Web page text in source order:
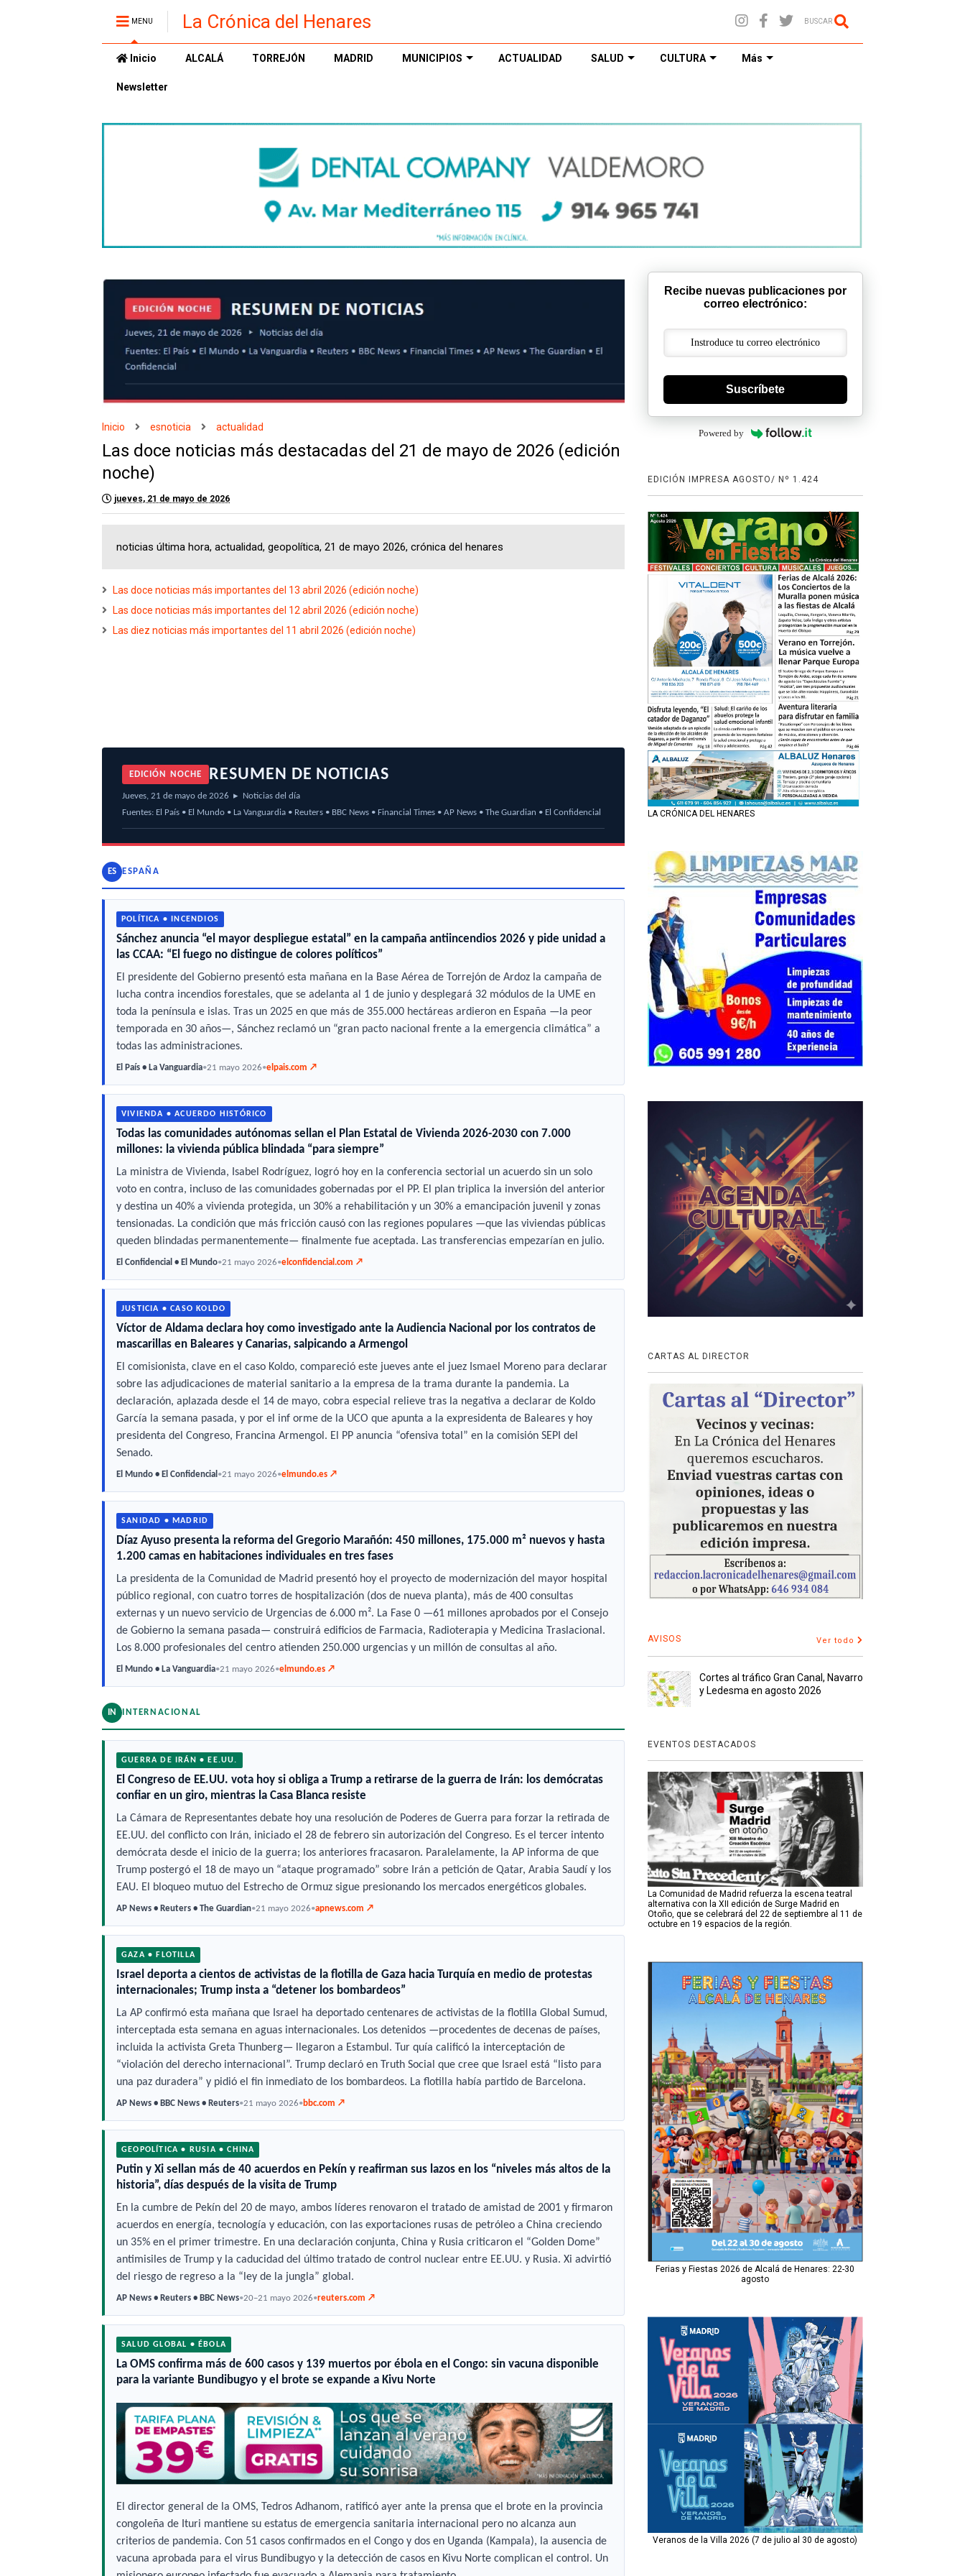
MENU La Crónica del Henares BUSCAR
Inicio ALCALÁ TORREJÓN MADRID MUNICIPIOS ACTUALIDAD SALUD CULTURA Más
Newsletter
Inicio esnoticia actualidad
Las doce noticias más destacadas del 21 de mayo de 2026 (edición
noche)
jueves, 21 de mayo de 2026
noticias última hora, actualidad, geopolítica, 21 de mayo 2026, crónica del henares
Las doce noticias más importantes del 13 abril 2026 (edición noche)
Las doce noticias más importantes del 12 abril 2026 (edición noche)
Las diez noticias más importantes del 11 abril 2026 (edición noche)
EDICIÓN NOCHE RESUMEN DE NOTICIAS
Jueves, 21 de mayo de 2026 ▸ Noticias del día
Fuentes: El País • El Mundo • La Vanguardia • Reuters • BBC News • Financial Times • AP News • The Guardian • El Confidencial
ES ESPAÑA
POLÍTICA • INCENDIOS
Sánchez anuncia “el mayor despliegue estatal” en la campaña antiincendios 2026 y pide unidad a
las CCAA: “El fuego no distingue de colores políticos”
El presidente del Gobierno presentó esta mañana en la Base Aérea de Torrejón de Ardoz la campaña de
lucha contra incendios forestales, que se adelanta al 1 de junio y desplegará 32 módulos de la UME en
toda la península e islas. Tras un 2025 en que más de 355.000 hectáreas ardieron en España —la peor
temporada en 30 años—, Sánchez reclamó un “gran pacto nacional frente a la emergencia climática” a
todas las administraciones.
El País • La Vanguardia•21 mayo 2026•elpais.com ↗
VIVIENDA • ACUERDO HISTÓRICO
Todas las comunidades autónomas sellan el Plan Estatal de Vivienda 2026-2030 con 7.000
millones: la vivienda pública blindada “para siempre”
La ministra de Vivienda, Isabel Rodríguez, logró hoy en la conferencia sectorial un acuerdo sin un solo
voto en contra, incluso de las comunidades gobernadas por el PP. El plan triplica la inversión del anterior
y destina un 40% a vivienda protegida, un 30% a rehabilitación y un 30% a emancipación juvenil y zonas
tensionadas. La condición que más fricción causó con las regiones populares —que las viviendas públicas
queden blindadas permanentemente— finalmente fue aceptada. Las transferencias empezarían en julio.
El Confidencial • El Mundo•21 mayo 2026•elconfidencial.com ↗
JUSTICIA • CASO KOLDO
Víctor de Aldama declara hoy como investigado ante la Audiencia Nacional por los contratos de
mascarillas en Baleares y Canarias, salpicando a Armengol
El comisionista, clave en el caso Koldo, compareció este jueves ante el juez Ismael Moreno para declarar
sobre las adjudicaciones de material sanitario a la empresa de la trama durante la pandemia. La
declaración, aplazada desde el 14 de mayo, cobra especial relieve tras la negativa a declarar de Koldo
García la semana pasada, y por el inf orme de la UCO que apunta a la expresidenta de Baleares y hoy
presidenta del Congreso, Francina Armengol. El PP anuncia “ofensiva total” en la comisión SEPI del
Senado.
El Mundo • El Confidencial •21 mayo 2026•elmundo.es ↗
SANIDAD • MADRID
Díaz Ayuso presenta la reforma del Gregorio Marañón: 450 millones, 175.000 m² nuevos y hasta
1.200 camas en habitaciones individuales en tres fases
La presidenta de la Comunidad de Madrid presentó hoy el proyecto de modernización del mayor hospital
público regional, con cuatro torres de hospitalización (dos de nueva planta), más de 400 consultas
externas y un nuevo servicio de Urgencias de 6.000 m². La Fase 0 —61 millones aprobados por el Consejo
de Gobierno la semana pasada— construirá edificios de Farmacia, Radioterapia y Medicina Traslacional.
Los 8.000 profesionales del centro atienden 250.000 urgencias y un millón de consultas al año.
El Mundo • La Vanguardia•21 mayo 2026•elmundo.es ↗
IN INTERNACIONAL
GUERRA DE IRÁN • EE.UU.
El Congreso de EE.UU. vota hoy si obliga a Trump a retirarse de la guerra de Irán: los demócratas
confiar en un giro, mientras la Casa Blanca resiste
La Cámara de Representantes debate hoy una resolución de Poderes de Guerra para forzar la retirada de
EE.UU. del conflicto con Irán, iniciado el 28 de febrero sin autorización del Congreso. Es el tercer intento
demócrata desde el inicio de la guerra; los anteriores fracasaron. Paralelamente, la AP informa de que
Trump postergó el 18 de mayo un “ataque programado” sobre Irán a petición de Qatar, Arabia Saudí y los
EAU. El bloqueo mutuo del Estrecho de Ormuz sigue presionando los mercados energéticos globales.
AP News • Reuters • The Guardian•21 mayo 2026•apnews.com ↗
GAZA • FLOTILLA
Israel deporta a cientos de activistas de la flotilla de Gaza hacia Turquía en medio de protestas
internacionales; Trump insta a “detener los bombardeos”
La AP confirmó esta mañana que Israel ha deportado centenares de activistas de la flotilla Global Sumud,
interceptada esta semana en aguas internacionales. Los detenidos —procedentes de decenas de países,
incluida la activista Greta Thunberg— llegaron a Estambul. Tur quía calificó la interceptación de
“violación del derecho internacional”. Trump declaró en Truth Social que cree que Israel está “listo para
una paz duradera” y pidió el fin inmediato de los bombardeos. La flotilla había partido de Barcelona.
AP News • BBC News • Reuters•21 mayo 2026•bbc.com ↗
GEOPOLÍTICA • RUSIA • CHINA
Putin y Xi sellan más de 40 acuerdos en Pekín y reafirman sus lazos en los “niveles más altos de la
historia”, días después de la visita de Trump
En la cumbre de Pekín del 20 de mayo, ambos líderes renovaron el tratado de amistad de 2001 y firmaron
acuerdos en energía, tecnología y educación, con las exportaciones rusas de petróleo a China creciendo
un 35% en el primer trimestre. En una declaración conjunta, China y Rusia criticaron el “Golden Dome”
antimisiles de Trump y la caducidad del último tratado de control nuclear entre EE.UU. y Rusia. Xi advirtió
del riesgo de regreso a la “ley de la jungla” global.
AP News • Reuters • BBC News•20–21 mayo 2026•reuters.com ↗
SALUD GLOBAL • ÉBOLA
La OMS confirma más de 600 casos y 139 muertos por ébola en el Congo: sin vacuna disponible
para la variante Bundibugyo y el brote se expande a Kivu Norte
El director general de la OMS, Tedros Adhanom, ratificó ayer ante la prensa que el brote en la provincia
congoleña de Ituri mantiene su estatus de emergencia sanitaria internacional pero no alcanza aun
criterios de pandemia. Con 51 casos confirmados en el Congo y dos en Uganda (Kampala), la ausencia de
vacuna aprobada para el virus Bundibugyo y la detección de casos en Kivu Norte complican el control. Un
Recibe nuevas publicaciones por
correo electrónico:
Suscríbete
Powered by
EDICIÓN IMPRESA AGOSTO/ Nº 1.424
LA CRÓNICA DEL HENARES
CARTAS AL DIRECTOR
AVISOS Ver todo
Cortes al tráfico Gran Canal, Navarro
y Ledesma en agosto 2026
EVENTOS DESTACADOS
La Comunidad de Madrid refuerza la escena teatral
alternativa con la XII edición de Surge Madrid en
Otoño, que se celebrará del 22 de septiembre al 11 de
octubre en 19 espacios de la región.
Ferias y Fiestas 2026 de Alcalá de Henares: 22-30
agosto
Veranos de la Villa 2026 (7 de julio al 30 de agosto)